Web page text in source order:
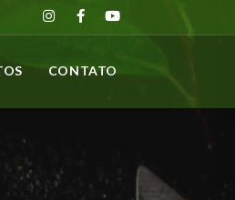
CONTATO